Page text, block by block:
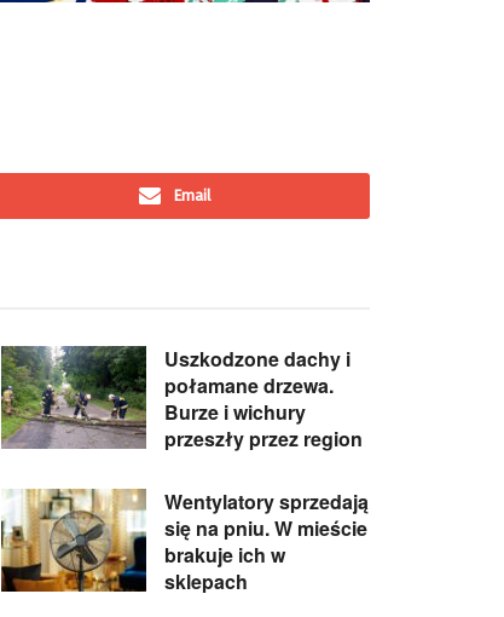
Email
Uszkodzone dachy i
połamane drzewa.
Burze i wichury
przeszły przez region
Wentylatory sprzedają
się na pniu. W mieście
brakuje ich w
sklepach